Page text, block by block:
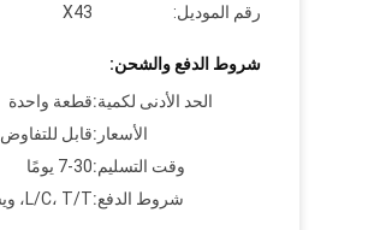
رقم الموديل:
X43
شروط الدفع والشحن:
الحد الأدنى لكمية:قطعة واحدة
الأسعار:قابل للتفاوض
وقت التسليم:7-30 يومًا
شروط الدفع:L/C، T/T، ويسترن يونيون